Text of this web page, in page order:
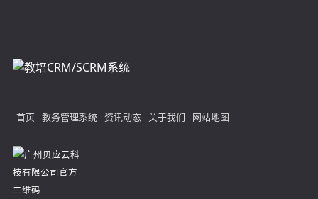
首页 教务管理系统 资讯动态 关于我们 网站地图